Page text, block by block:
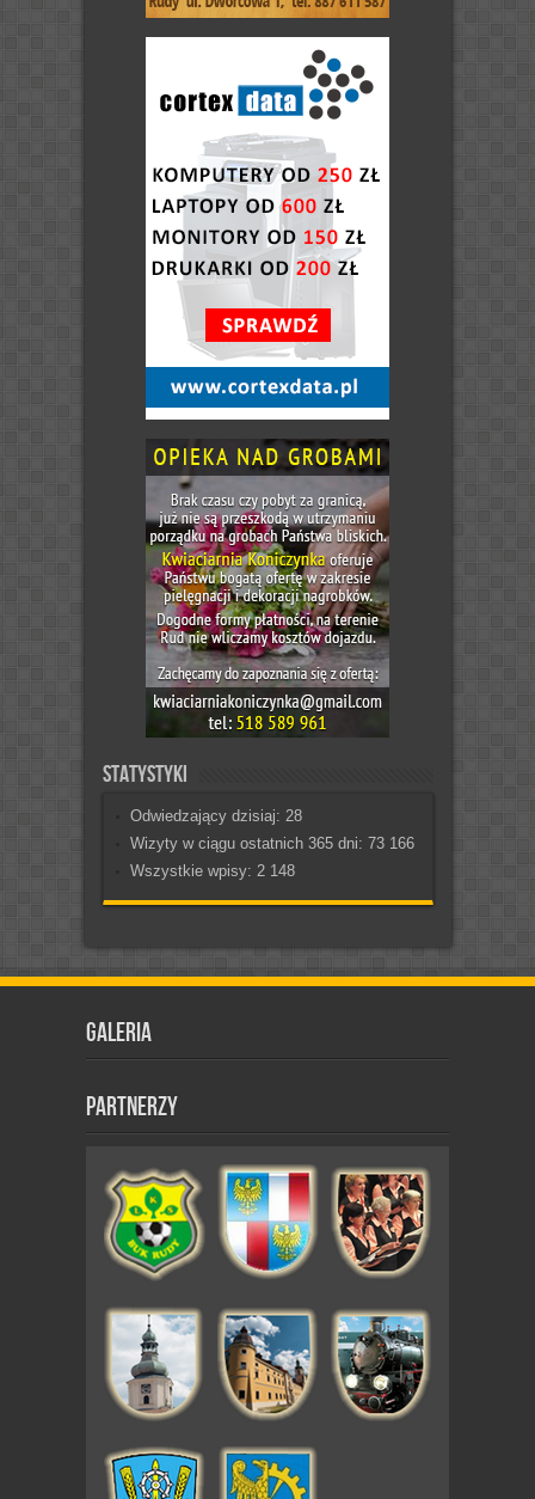
Statystyki
Odwiedzający dzisiaj: 28
Wizyty w ciągu ostatnich 365 dni: 73 166
Wszystkie wpisy: 2 148
Galeria
Partnerzy